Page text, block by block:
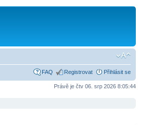
FAQ Registrovat Přihlásit se
Právě je čtv 06. srp 2026 8:05:44